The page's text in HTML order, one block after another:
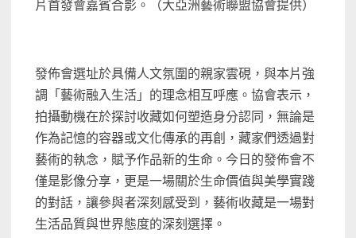
片首發會嘉賓合影。（大亞洲藝術聯盟協會提供）
發佈會選址於具備人文氛圍的親家雲硯，與本片強
調「藝術融入生活」的理念相互呼應。協會表示，
拍攝動機在於探討收藏如何塑造身分認同，無論是
作為記憶的容器或文化傳承的再創，藏家們透過對
藝術的執念，賦予作品新的生命。今日的發佈會不
僅是影像分享，更是一場關於生命價值與美學實踐
的對話，讓參與者深刻感受到，藝術收藏是一場對
生活品質與世界態度的深刻選擇。